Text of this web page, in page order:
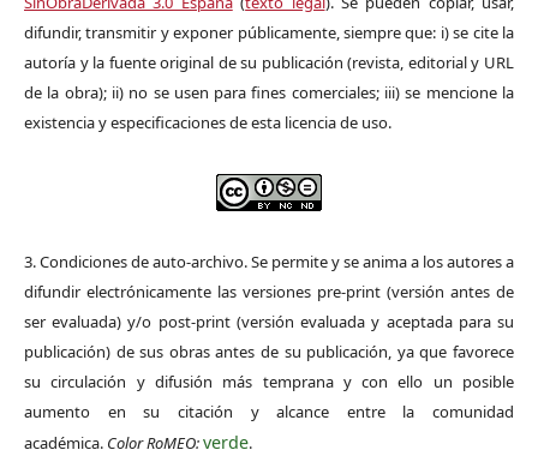
difundir, transmitir y exponer públicamente, siempre que: i) se cite la
autoría y la fuente original de su publicación (revista, editorial y URL
de la obra); ii) no se usen para fines comerciales; iii) se mencione la
existencia y especificaciones de esta licencia de uso.
3. Condiciones de auto-archivo. Se permite y se anima a los autores a
difundir electrónicamente las versiones pre-print (versión antes de
ser evaluada) y/o post-print (versión evaluada y aceptada para su
publicación) de sus obras antes de su publicación, ya que favorece
su circulación y difusión más temprana y con ello un posible
aumento en su citación y alcance entre la comunidad
académica. Color RoMEO:verde.